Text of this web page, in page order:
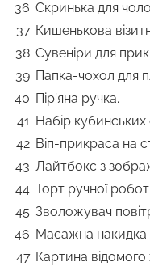
Скринька для
Кишенькова
Сувеніри для
Папка-чохол для
Пір’яна ручка.
Набір кубинських
Віп-прикраса на
Лайтбокс з
Торт ручної
Зволожувач
Масажна накидка
Картина